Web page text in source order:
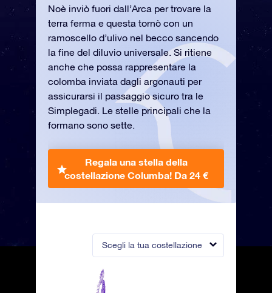
Scegli la tua costellazione
Noè inviò fuori dall’Arca per trovare la
terra ferma e questa tornò con un
ramoscello d’ulivo nel becco sancendo
la fine del diluvio universale. Si ritiene
anche che possa rappresentare la
colomba inviata dagli argonauti per
assicurarsi il passaggio sicuro tra le
Simplegadi. Le stelle principali che la
formano sono sette.
Regala una stella della
costellazione Columba! Da 24 €